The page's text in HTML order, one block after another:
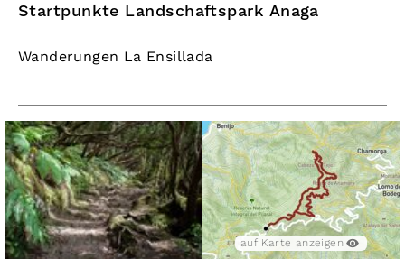
Startpunkte Landschaftspark Anaga
Wanderungen La Ensillada
auf Karte anzeigen